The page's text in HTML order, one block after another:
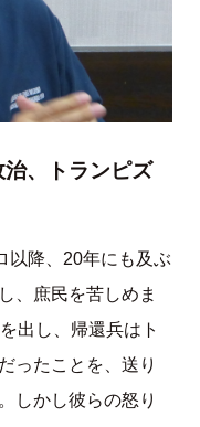
、トランピズ
以降、20年にも及ぶ
、庶民を苦しめま
出し、帰還兵はト
ったことを、送り
しかし彼らの怒り